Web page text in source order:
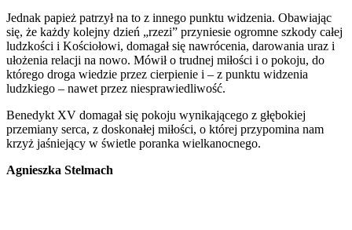
Jednak papież patrzył na to z innego punktu widzenia. Obawiając
się, że każdy kolejny dzień „rzezi” przyniesie ogromne szkody całej
ludzkości i Kościołowi, domagał się nawrócenia, darowania uraz i
ułożenia relacji na nowo. Mówił o trudnej miłości i o pokoju, do
którego droga wiedzie przez cierpienie i – z punktu widzenia
ludzkiego – nawet przez niesprawiedliwość.
Benedykt XV domagał się pokoju wynikającego z głębokiej
przemiany serca, z doskonałej miłości, o której przypomina nam
krzyż jaśniejący w świetle poranka wielkanocnego.
Agnieszka Stelmach